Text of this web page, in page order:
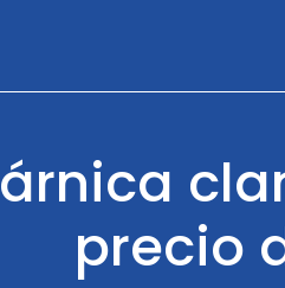
precio